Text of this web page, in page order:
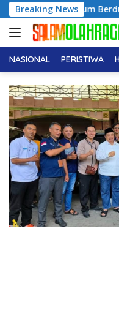
Langsung
ke
konten
Breaking News
Berduka Noor
NASIONAL PERISTIWA